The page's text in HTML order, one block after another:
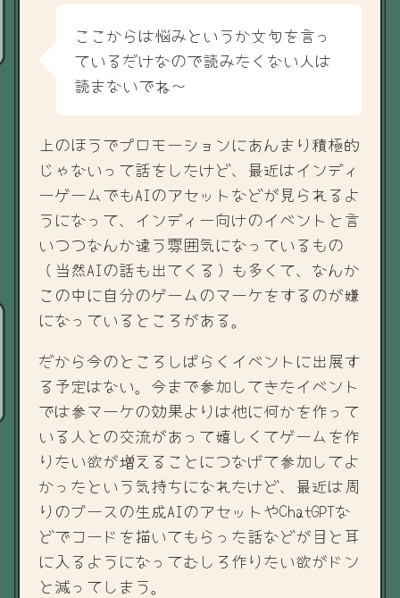
ここからは悩みというか文句を言っ
ているだけなので読みたくない人は
読まないでね～
上のほうでプロモーションにあんまり積極的
じゃないって話をしたけど、最近はインディ
ーゲームでもAIのアセットなどが見られるよ
うになって、インディー向けのイベントと言
いつつなんか違う雰囲気になっているもの
（当然AIの話も出てくる）も多くて、なんか
この中に自分のゲームのマーケをするのが嫌
になっているところがある。
だから今のところしばらくイベントに出展す
る予定はない。今まで参加してきたイベント
では参マーケの効果よりは他に何かを作って
いる人との交流があって嬉しくてゲームを作
りたい欲が増えることにつなげて参加してよ
かったという気持ちになれたけど、最近は周
りのブースの生成AIのアセットやChatGPTな
どでコードを描いてもらった話などが目と耳
に入るようになってむしろ作りたい欲がドン
と減ってしまう。